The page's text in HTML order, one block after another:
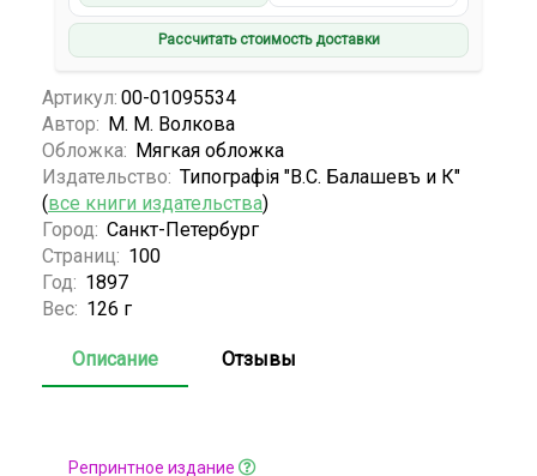
Рассчитать стоимость доставки
Артикул: 00-01095534
Автор: М. М. Волкова
Обложка: Мягкая обложка
Издательство: Типографiя "В.С. Балашевъ и К"
(все книги издательства)
Город: Санкт-Петербург
Страниц: 100
Год: 1897
Вес: 126 г
Описание Отзывы
Репринтное издание